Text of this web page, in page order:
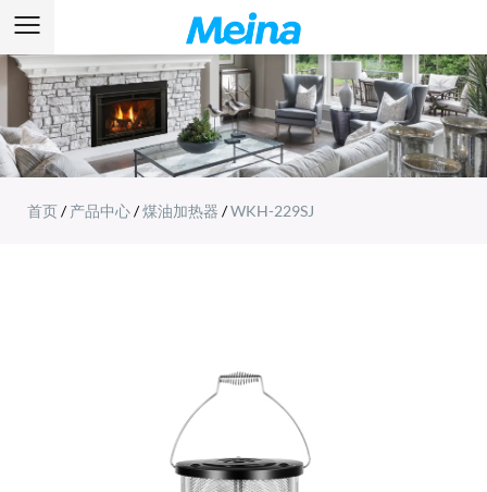
首页/产品中心/煤油加热器 /WKH-229SJ